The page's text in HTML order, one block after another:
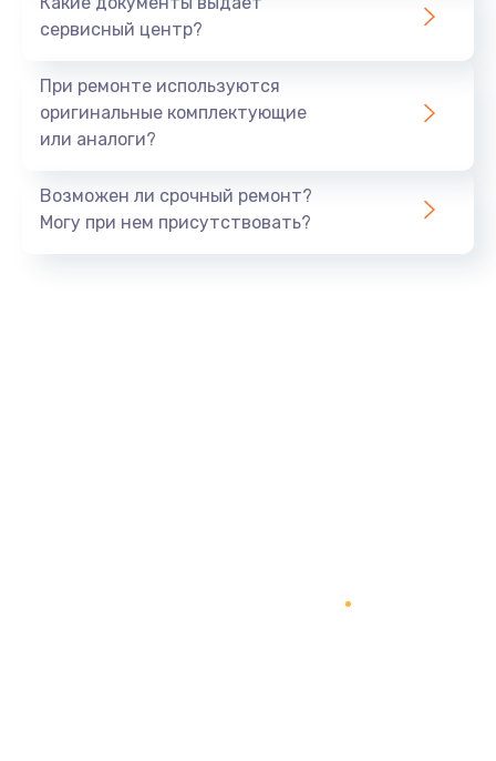
сервисный центр?
При ремонте используются
оригинальные комплектующие
или аналоги?
Возможен ли срочный ремонт?
Могу при нем присутствовать?